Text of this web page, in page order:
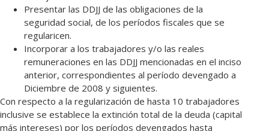
Presentar las DDJJ de las obligaciones de la
seguridad social, de los períodos fiscales que se
regularicen.
Incorporar a los trabajadores y/o las reales
remuneraciones en las DDJJ mencionadas en el inciso
anterior, correspondientes al período devengado a
Diciembre de 2008 y siguientes.
Con respecto a la regularización de hasta 10 trabajadores
inclusive se establece la extinción total de la deuda (capital
más intereses) por los períodos devengados hasta